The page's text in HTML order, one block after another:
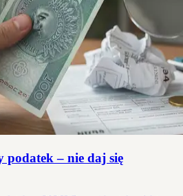
podatek – nie daj się